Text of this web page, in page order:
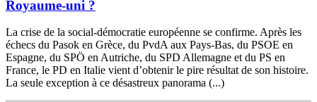
Royaume-uni ?
La crise de la social-démocratie européenne se confirme. Après les
échecs du Pasok en Grèce, du PvdA aux Pays-Bas, du PSOE en
Espagne, du SPÖ en Autriche, du SPD Allemagne et du PS en
France, le PD en Italie vient d’obtenir le pire résultat de son histoire.
La seule exception à ce désastreux panorama (...)